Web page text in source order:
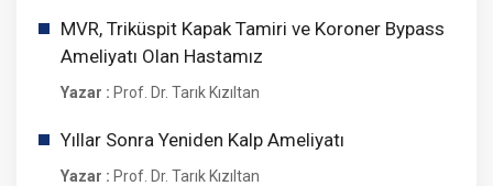
MVR, Triküspit Kapak Tamiri ve Koroner Bypass
Ameliyatı Olan Hastamız
Yazar : Prof. Dr. Tarık Kızıltan
Yıllar Sonra Yeniden Kalp Ameliyatı
Yazar : Prof. Dr. Tarık Kızıltan